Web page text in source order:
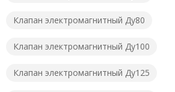
Клапан электромагнитный Ду80
Клапан электромагнитный Ду100
Клапан электромагнитный Ду125